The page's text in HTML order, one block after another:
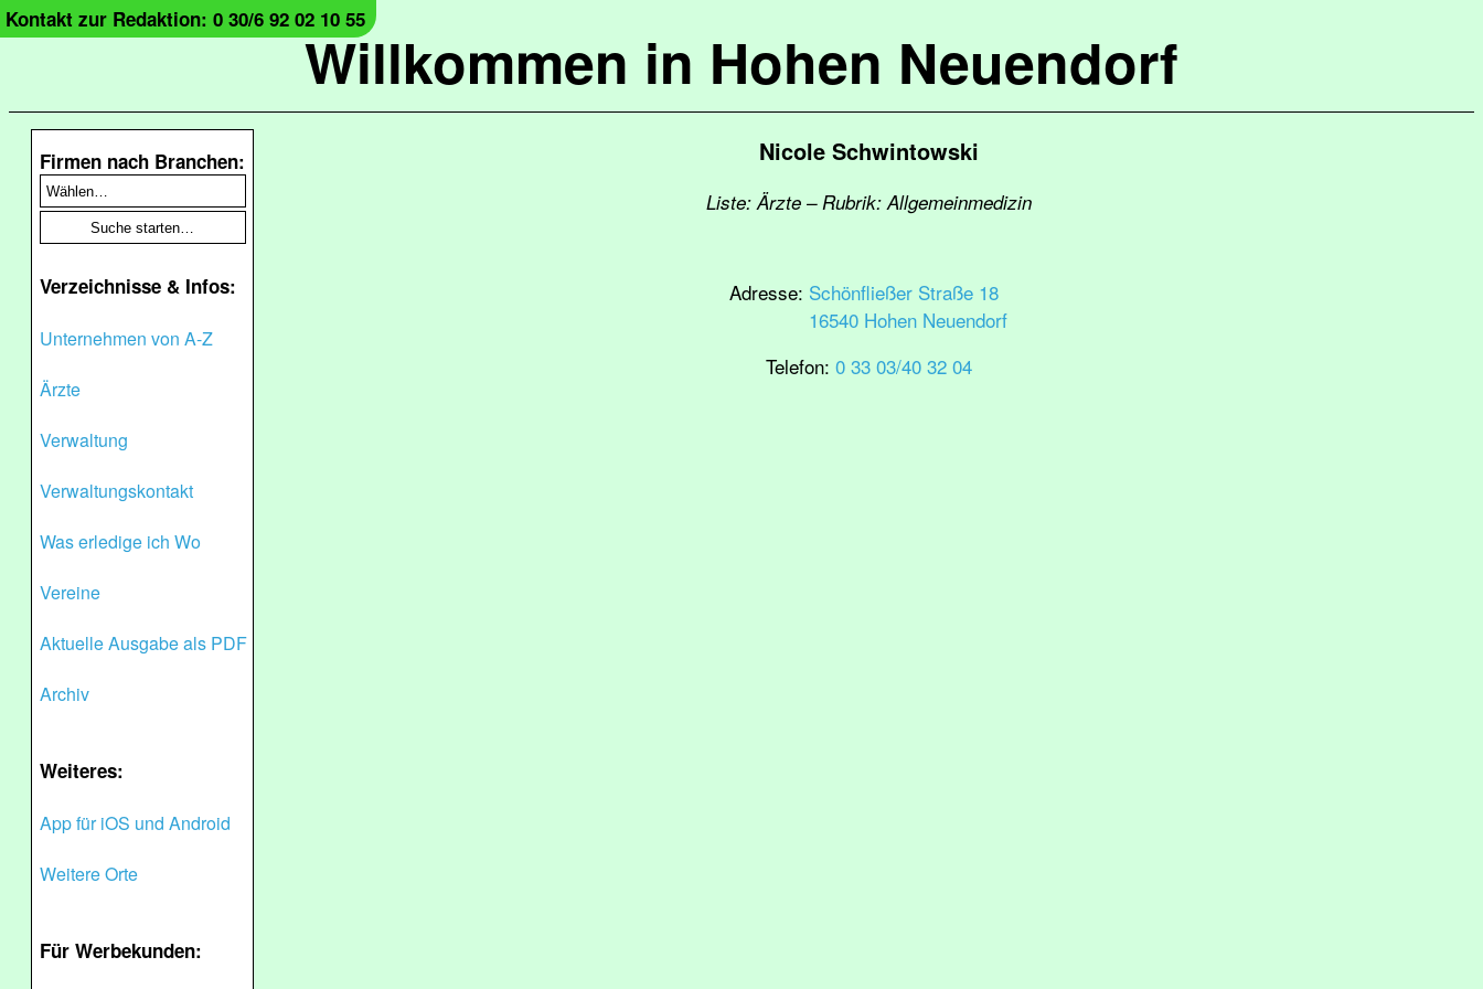
Willkommen in Hohen Neuendorf
Kontakt zur Redaktion: 0 30/6 92 02 10 55
Firmen nach Branchen:
Verzeichnisse & Infos:
Unternehmen von A-Z
Ärzte
Verwaltung
Verwaltungskontakt
Was erledige ich Wo
Vereine
Aktuelle Ausgabe als PDF
Archiv
Weiteres:
App für iOS und Android
Weitere Orte
Für Werbekunden:
Nicole Schwintowski
Liste: Ärzte – Rubrik: Allgemeinmedizin
Adresse: Schönfließer Straße 18
16540 Hohen Neuendorf
Telefon: 0 33 03/40 32 04